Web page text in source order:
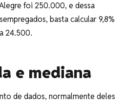
foi 250.000, e dessa
basta calcular 9,8%
24.500.
e mediana
de dados, normalmente deles